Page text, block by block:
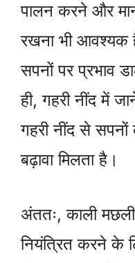
पालन करने और
रखना भी
सपनों पर प्रभाव
ही, गहरी नींद में
गहरी नींद से
बढ़ावा मिलता है।
अंततः, काली
नियंत्रित करने के